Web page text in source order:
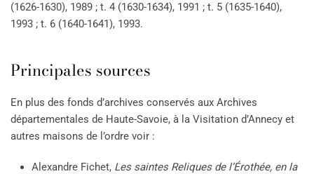
(1626-1630), 1989 ; t. 4 (1630-1634), 1991 ; t. 5 (1635-1640),
1993 ; t. 6 (1640-1641), 1993.
Principales sources
En plus des fonds d’archives conservés aux Archives
départementales de Haute-Savoie, à la Visitation d’Annecy et
autres maisons de l’ordre voir :
Alexandre Fichet, Les saintes Reliques de l’Érothée, en la